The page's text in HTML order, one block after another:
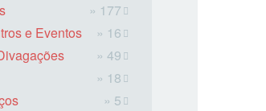
» 177
e Eventos
» 16
» 49
» 18
» 5